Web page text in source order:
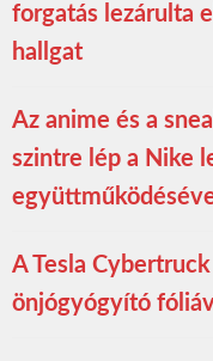
forgatás lezárulta
hallgat
Az anime és a
szintre lép a Nike
A Tesla
önjógyógyító